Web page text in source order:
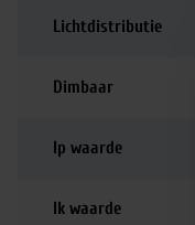
Lichtdistributie
Dimbaar
Ip waarde
Ik waarde